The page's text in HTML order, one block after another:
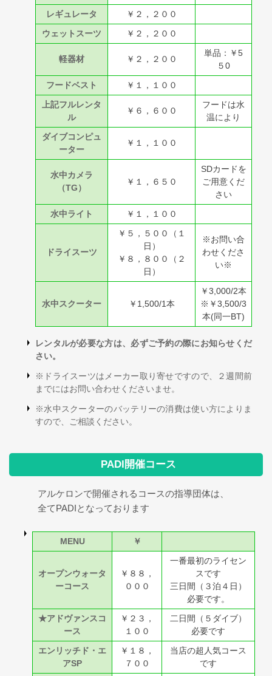
レギュレータ
￥２，２００
ウェットスーツ
￥２，２００
軽器材 ￥２，２００
単品：￥5
５0
フードベスト
￥１，１００
上記フルレンタ
ル
￥６，６００
フードは水
温により
ダイブコンピュ
ーター
￥１，１００
水中カメラ
（TG）
￥１，６５０
SDカードを
ご用意くだ
さい
水中ライト
￥１，１００
ドライスーツ
￥５，５００（１
日）
￥８，８００（２
日）
※お問い合
わせくださ
い※
水中スクーター ￥1,500/1本
￥3,000/2本
※￥3,500/3
本(同一BT)
レンタルが必要な方は、必ずご予約の際にお知らせくだ
さい。
※ドライスーツはメーカー取り寄せですので、２週間前
までにはお問い合わせくださいませ。
※水中スクーターのバッテリーの消費は使い方によりま
すので、ご相談ください。
PADI開催コース
アルケロンで開催されるコースの指導団体は、
全てPADIとなっております
MENU ￥
オープンウォータ
ーコース
￥８８，
０００
一番最初のライセン
スです
三日間（３泊４日）
必要です。
★アドヴァンスコ
ース
￥２３，
１００
二日間（５ダイブ）
必要です
エンリッチド・エ
アSP
￥１８，
７００
当店の超人気コース
です